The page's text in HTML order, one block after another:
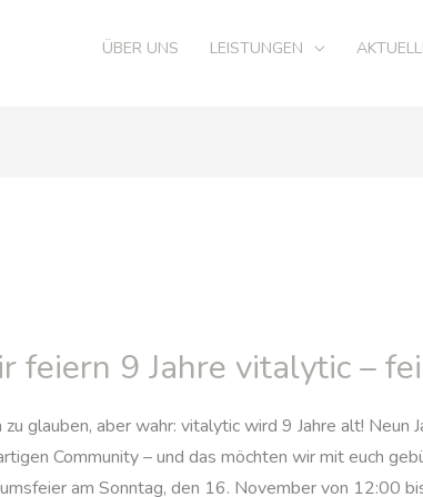
ÜBER UNS LEISTUNGEN
feiern 9 Jahre vitalytic –
zu glauben, aber wahr: vitalytic wird 9 Jahre alt!
Community – und das möchten wir mit euch
am Sonntag, den 16. November von 12:00